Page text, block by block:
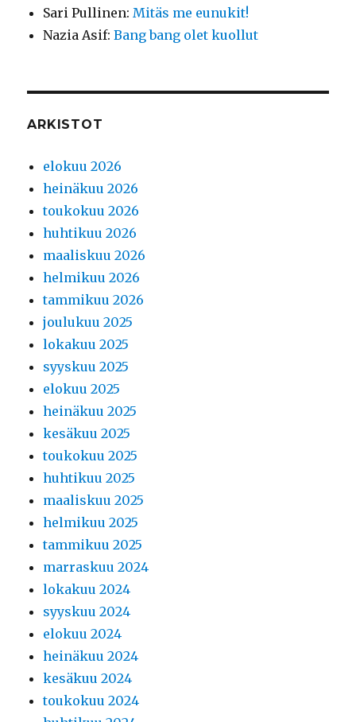
Sari Pullinen:Mitäs me eunukit!
Nazia Asif:Bang bang olet kuollut
ARKISTOT
elokuu 2026
heinäkuu 2026
toukokuu 2026
huhtikuu 2026
maaliskuu 2026
helmikuu 2026
tammikuu 2026
joulukuu 2025
lokakuu 2025
syyskuu 2025
elokuu 2025
heinäkuu 2025
kesäkuu 2025
toukokuu 2025
huhtikuu 2025
maaliskuu 2025
helmikuu 2025
tammikuu 2025
marraskuu 2024
lokakuu 2024
syyskuu 2024
elokuu 2024
heinäkuu 2024
kesäkuu 2024
toukokuu 2024